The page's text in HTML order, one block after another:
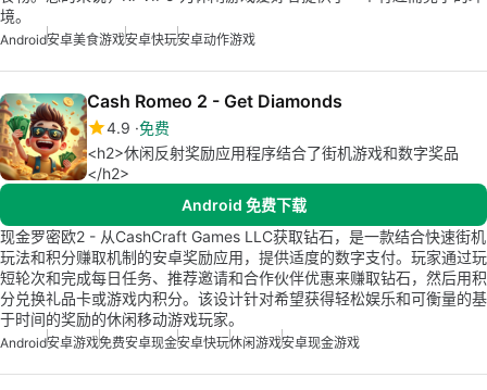
境。
Android安卓美食游戏安卓快玩安卓动作游戏
Cash Romeo 2 - Get Diamonds
4.9 免费
<h2>休闲反射奖励应用程序结合了街机游戏和数字奖品
</h2>
Android 免费下载
现金罗密欧2 - 从CashCraft Games LLC获取钻石，是一款结合快速街机
玩法和积分赚取机制的安卓奖励应用，提供适度的数字支付。玩家通过玩
短轮次和完成每日任务、推荐邀请和合作伙伴优惠来赚取钻石，然后用积
分兑换礼品卡或游戏内积分。该设计针对希望获得轻松娱乐和可衡量的基
于时间的奖励的休闲移动游戏玩家。
Android安卓游戏免费安卓现金安卓快玩休闲游戏安卓现金游戏